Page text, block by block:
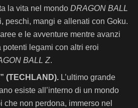
la vita nel mondoDRAGON BALL
peschi, mangi e allenati con Goku.
e le avventure mentre avanzi
potenti legami con altri eroi
BALL Z.
(TECHLAND). L’ultimo grande
esiste all’interno di un mondo
che non perdona, immerso nel